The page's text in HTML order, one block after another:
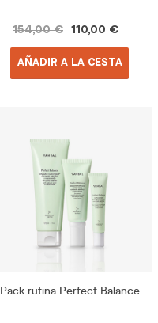
154,00 € 110,00 €
AÑADIR A LA CESTA
Pack rutina Perfect Balance